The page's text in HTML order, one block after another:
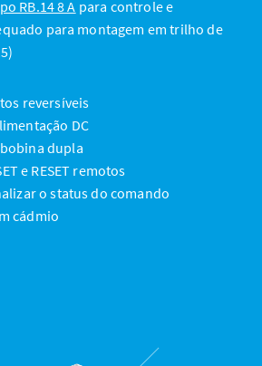
RB.14 8 A para controle e
para montagem em trilho de
reversíveis
DC
dupla
e RESET remotos
o status do comando
cádmio